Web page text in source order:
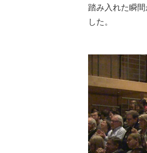
踏み入れた瞬
した。